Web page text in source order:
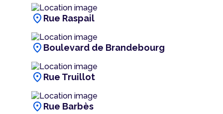
location_on Rue Raspail
location_on Boulevard de Brandebourg
location_on Rue Truillot
location_on Rue Barbès